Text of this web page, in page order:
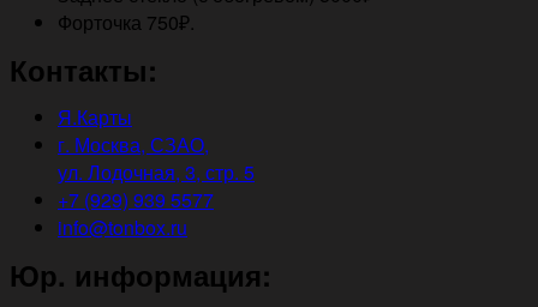
Форточка 750₽.
Контакты:
Я.Карты
г. Москва, СЗАО,
ул. Лодочная, 3, стр. 5
+7 (929) 939 5577
info@tonbox.ru
Юр. информация: